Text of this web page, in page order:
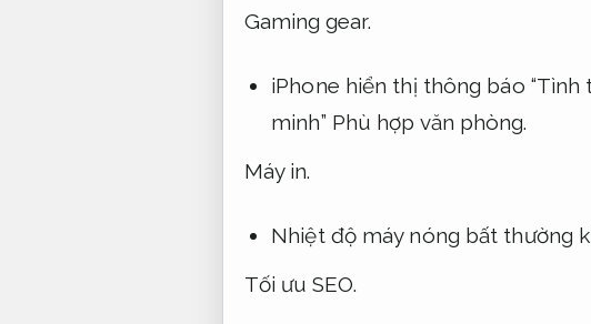
Gaming gear.
iPhone hiển thị thông báo “Tình
minh” Phù hợp văn phòng.
Máy in.
Nhiệt độ máy nóng bất thường
Tối ưu SEO.